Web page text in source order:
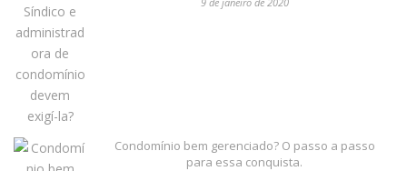
Condomínio bem gerenciado? O passo a passo
para essa conquista.